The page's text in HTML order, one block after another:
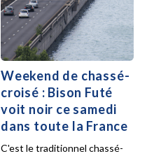
Weekend de chassé-
croisé : Bison Futé
voit noir ce samedi
dans toute la France
C'est le traditionnel chassé-